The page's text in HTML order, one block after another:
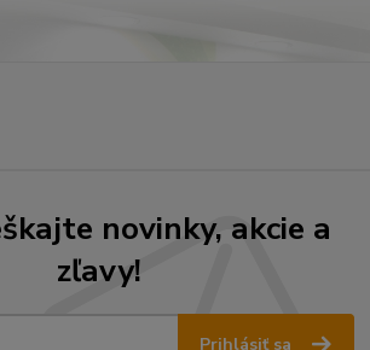
novinky, akcie a
zľavy!
Prihlásiť sa